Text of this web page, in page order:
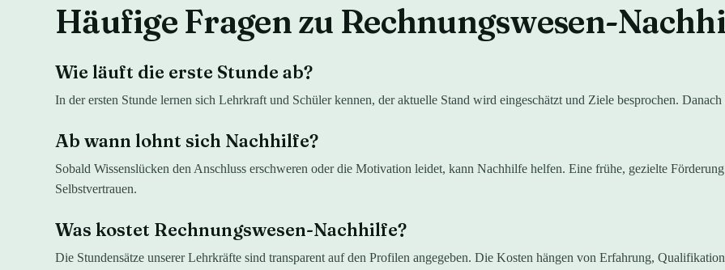
Häufige Fragen zu Rechnungswesen-
Wie läuft die erste Stunde ab?
In der ersten Stunde lernen sich Lehrkraft und Schüler kennen, der aktuelle Stand wird eingeschätzt und Ziele besprochen.
Ab wann lohnt sich Nachhilfe?
Sobald Wissenslücken den Anschluss erschweren oder die Motivation leidet, kann Nachhilfe helfen. Eine frühe, gezielte
Selbstvertrauen.
Was kostet Rechnungswesen-Nachhilfe?
Die Stundensätze unserer Lehrkräfte sind transparent auf den Profilen angegeben. Die Kosten hängen von Erfahrung,